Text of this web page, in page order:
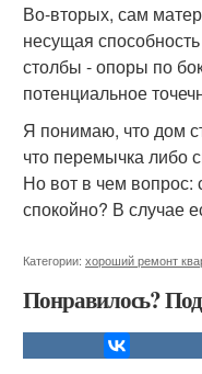
Во-вторых, сам
несущая
столбы - опоры по
потенциальное
Я понимаю, что дом
что перемычка либо
Но вот в чем вопрос:
спокойно? В случае
Категории: хороший ремонт
Понравилось?